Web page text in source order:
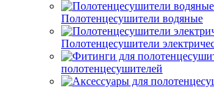
Полотенцесушители водяные
Полотенцесушители
полотенцесушителей